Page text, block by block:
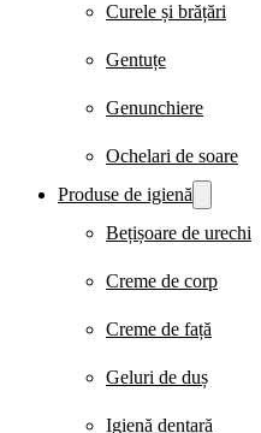
Curele și brățări
Gentuțe
Genunchiere
Ochelari de soare
Produse de igienă
Bețișoare de urechi
Creme de corp
Creme de față
Geluri de duș
Igienă dentară